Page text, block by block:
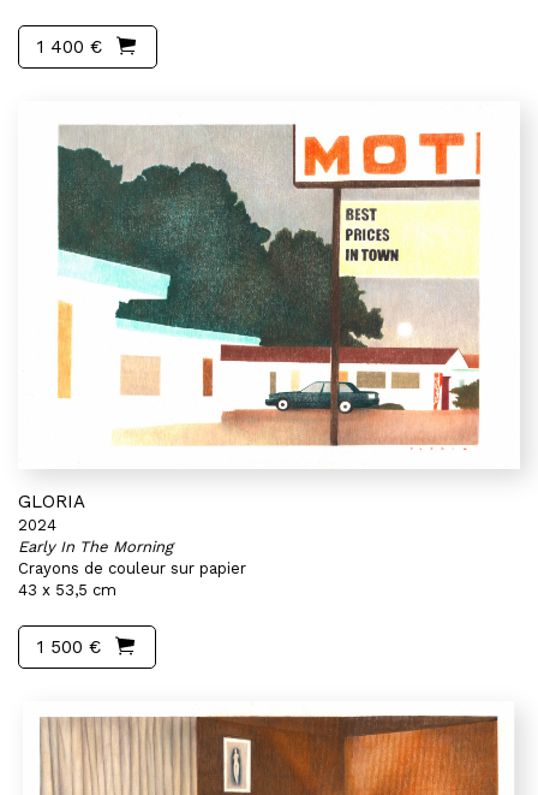
1 400 €
GLORIA
2024
Early In The Morning
Crayons de couleur sur papier
43 x 53,5 cm
1 500 €